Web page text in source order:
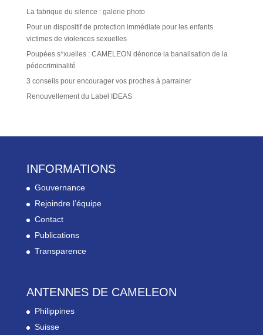
La fabrique du silence : galerie photo
Pour un dispositif de protection immédiate pour les enfants
victimes de violences sexuelles
Poupées s*xuelles : CAMELEON dénonce la banalisation de la
pédocriminalité
3 conseils pour encourager vos proches à parrainer
Renouvellement du Label IDEAS
INFORMATIONS
Gouvernance
Rejoindre l’équipe
Contact
Publications
Transparence
ANTENNES DE CAMELEON
Philippines
Suisse